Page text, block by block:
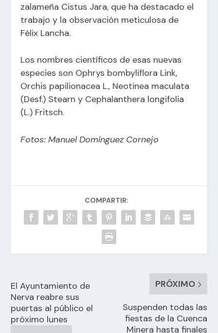
zalameña Cistus Jara, que ha destacado el
trabajo y la observación meticulosa de
Félix Lancha.
Los nombres científicos de esas nuevas
especies son Ophrys bombyliflora Link,
Orchis papilionacea L., Neotinea maculata
(Desf.) Stearn y Cephalanthera longifolia
(L.) Fritsch.
Fotos: Manuel Domínguez Cornejo
COMPARTIR:
El Ayuntamiento de
Nerva reabre sus
puertas al público el
próximo lunes
PRÓXIMO
Suspenden todas las
fiestas de la Cuenca
Minera hasta finales